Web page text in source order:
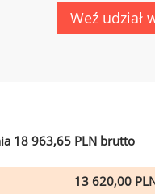
Weź udział
18 963,65 PLN brutto
13 620,00